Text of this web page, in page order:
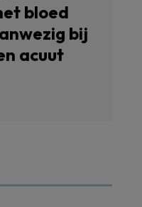
bloed
bij
acuut